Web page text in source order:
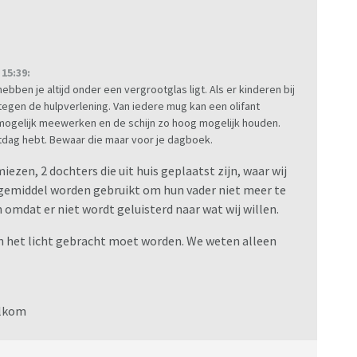
je altijd onder een vergrootglas ligt. Als er kinderen bij
de hulpverlening. Van iedere mug kan een olifant
meewerken en de schijn zo hoog mogelijk houden.
hebt. Bewaar die maar voor je dagboek.
2 dochters die uit huis geplaatst zijn, waar wij
worden gebruikt om hun vader niet meer te
omdat er niet wordt geluisterd naar wat wij willen.
het licht gebracht moet worden. We weten alleen